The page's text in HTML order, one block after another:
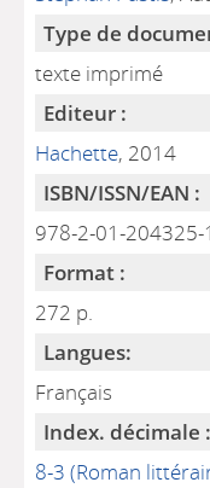
Type de
texte imprimé
Editeur :
Hachette, 2014
ISBN/ISSN/EAN :
978-2-01-204325-1
Format :
272 p.
Langues:
Français
Index. décimale :
8-3 (Roman